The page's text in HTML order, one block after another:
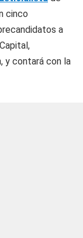
cinco
a
y contará con la